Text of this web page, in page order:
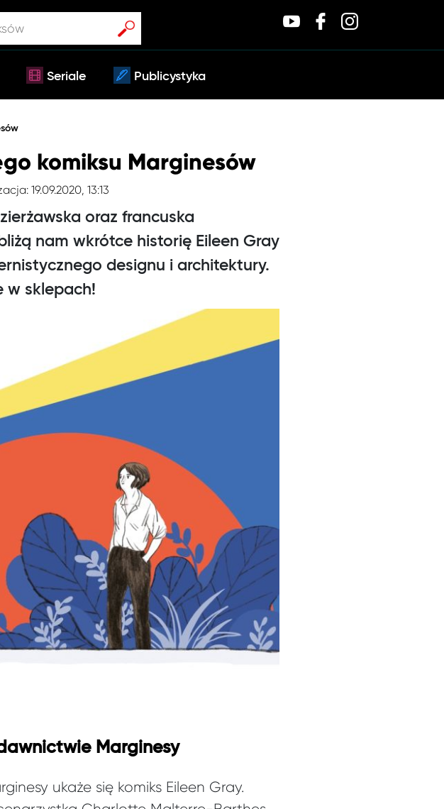
Seriale Publicystyka
komiksu Marginesów
19.09.2020, 13:13
oraz francuska
nam wkrótce historię Eileen Gray
designu i architektury.
w sklepach!
Marginesy
ukaże się komiks Eileen Gray.